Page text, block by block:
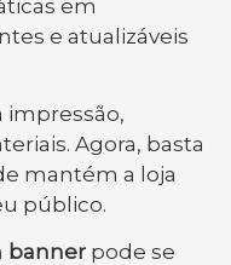
em
e atualizáveis
impressão,
Agora, basta
mantém a loja
público.
banner pode se